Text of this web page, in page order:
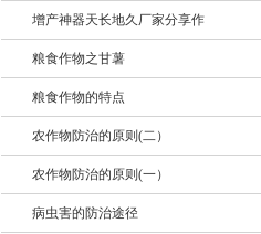
增产神器天长地久厂家分享作
粮食作物之甘薯
粮食作物的特点
农作物防治的原则(二）
农作物防治的原则(一）
病虫害的防治途径